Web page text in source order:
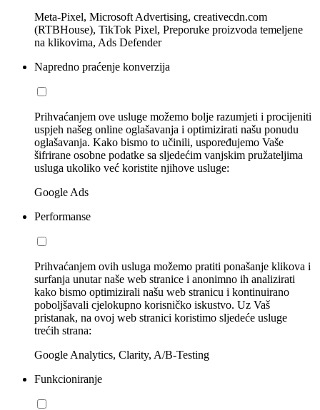
Meta-Pixel, Microsoft Advertising, creativecdn.com
(RTBHouse), TikTok Pixel, Preporuke proizvoda temeljene
na klikovima, Ads Defender
Napredno praćenje konverzija
Prihvaćanjem ove usluge možemo bolje razumjeti i procijeniti
uspjeh našeg online oglašavanja i optimizirati našu ponudu
oglašavanja. Kako bismo to učinili, uspoređujemo Vaše
šifrirane osobne podatke sa sljedećim vanjskim pružateljima
usluga ukoliko već koristite njihove usluge:
Google Ads
Performanse
Prihvaćanjem ovih usluga možemo pratiti ponašanje klikova i
surfanja unutar naše web stranice i anonimno ih analizirati
kako bismo optimizirali našu web stranicu i kontinuirano
poboljšavali cjelokupno korisničko iskustvo. Uz Vaš
pristanak, na ovoj web stranici koristimo sljedeće usluge
trećih strana:
Google Analytics, Clarity, A/B-Testing
Funkcioniranje